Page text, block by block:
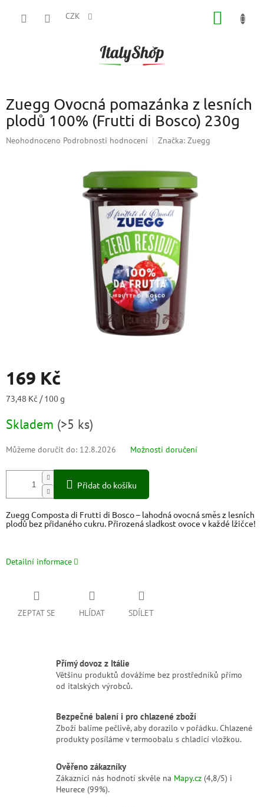
CZK
Zuegg Ovocná pomazánka z lesních
plodů 100% (Frutti di Bosco) 230g
Průměrné
Neohodnoceno Podrobnosti hodnocení Značka: Zuegg
169 Kč
Měrná
73,48 Kč / 100 g
Skladem (>5 ks)
Můžeme doručit do: 12.8.2026 Možnosti doručení
Přidat do košíku
Zuegg Composta di Frutti di Bosco – lahodná ovocná směs z lesních
plodů bez přidaného cukru. Přirozená sladkost ovoce v každé lžičce!
Detailní informace
ZEPTAT SE HLÍDAT SDÍLET
Přímý dovoz z Itálie
Většinu produktů dovážíme bez prostředníků přímo
od italských výrobců.
Bezpečné balení i pro chlazené zboží
Zboží balíme pečlivě, aby dorazilo v pořádku. Chlazené
produkty posíláme v termoobalu s chladicí vložkou.
Ověřeno zákazníky
Zákazníci nás hodnotí skvěle na Mapy.cz (4,8/5) i
Heurece (99%).